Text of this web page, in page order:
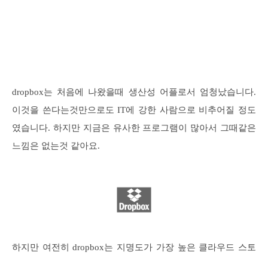
dropbox는 처음에 나왔을때 생산성 어플로서 엄청났습니다.
이것을 쓴다는것만으로도 IT에 강한 사람으로 비추어질 정도
였습니다. 하지만 지금은 유사한 프로그램이 많아서 그때같은
느낌은 없는것 같아요.
하지만 여전히 dropbox는 지명도가 가장 높은 클라우드 스토